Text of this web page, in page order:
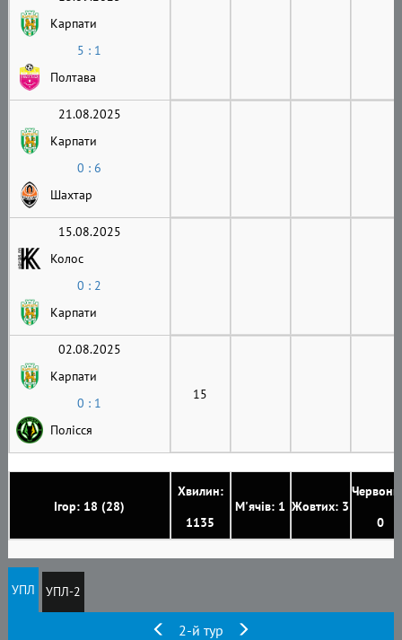
Ігор: 18 (28)
Хвилин:
1135
М'ячів: 1 Жовтих: 3
0
Карпати
5 : 1
Полтава
21.08.2025
Карпати
0 : 6
Шахтар
15.08.2025
Колос
0 : 2
Карпати
02.08.2025
Карпати
0 : 1
Полісся
15
УПЛ УПЛ-2
2-й тур